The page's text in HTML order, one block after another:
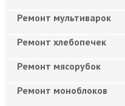
Ремонт мультиварок
Ремонт хлебопечек
Ремонт мясорубок
Ремонт моноблоков